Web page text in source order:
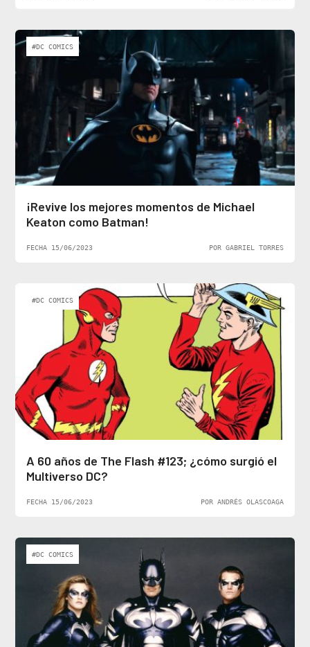
#DC COMICS
¡Revive los mejores momentos de Michael
Keaton como Batman!
FECHA 15/06/2023 POR GABRIEL TORRES
#DC COMICS
A 60 años de The Flash #123; ¿cómo surgió el
Multiverso DC?
FECHA 15/06/2023 POR ANDRÉS OLASCOAGA
#DC COMICS